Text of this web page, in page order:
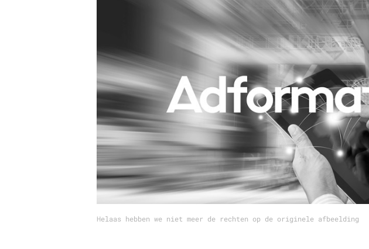
Gedragsverandering
Influencer marketing
Interne communicatie
Helaas hebben we niet meer de rechten op de originele afbeelding